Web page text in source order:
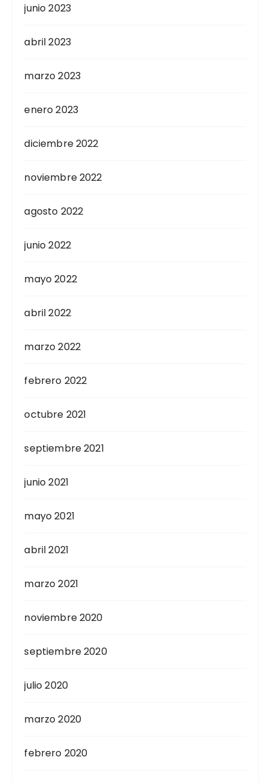
junio 2023
abril 2023
marzo 2023
enero 2023
diciembre 2022
noviembre 2022
agosto 2022
junio 2022
mayo 2022
abril 2022
marzo 2022
febrero 2022
octubre 2021
septiembre 2021
junio 2021
mayo 2021
abril 2021
marzo 2021
noviembre 2020
septiembre 2020
julio 2020
marzo 2020
febrero 2020